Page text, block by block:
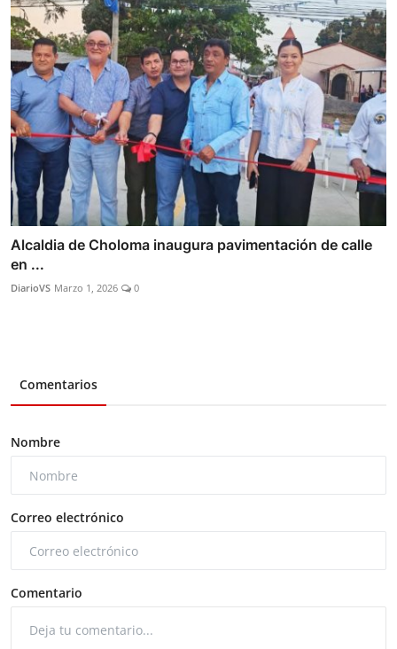
Alcaldia de Choloma inaugura pavimentación de calle
en ...
DiarioVS Marzo 1, 2026 0
Comentarios
Nombre
Correo electrónico
Comentario